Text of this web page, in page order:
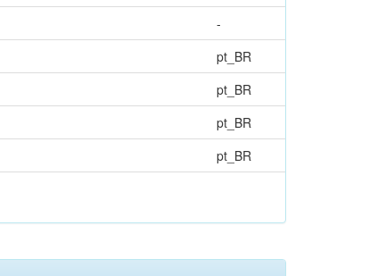
-
pt_BR
pt_BR
pt_BR
pt_BR